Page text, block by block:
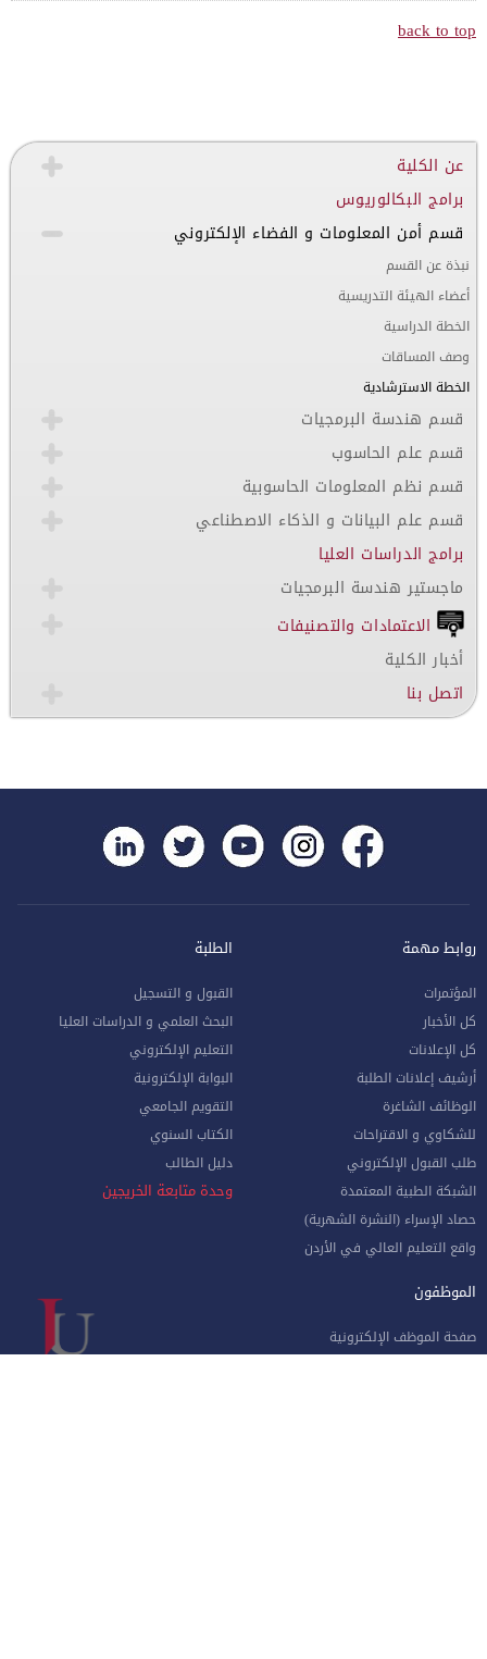
back to top
عن الكلية
برامج البكالوريوس
قسم أمن المعلومات و الفضاء الإلكتروني
نبذة عن القسم
أعضاء الهيئة التدريسية
الخطة الدراسية
وصف المساقات
الخطة الاسترشادية
قسم هندسة البرمجيات
قسم علم الحاسوب
قسم نظم المعلومات الحاسوبية
قسم علم البيانات و الذكاء الاصطناعي
برامج الدراسات العليا
ماجستير هندسة البرمجيات
الاعتمادات والتصنيفات
أخبار الكلية
اتصل بنا
روابط مهمة
المؤتمرات
كل الأخبار
كل الإعلانات
أرشيف إعلانات الطلبة
الوظائف الشاغرة
للشكاوي و الاقتراحات
طلب القبول الإلكتروني
الشبكة الطبية المعتمدة
حصاد الإسراء (النشرة الشهرية)
واقع التعليم العالي في الأردن
الطلبة
القبول و التسجيل
البحث العلمي و الدراسات العليا
التعليم الإلكتروني
البوابة الإلكترونية
التقويم الجامعي
الكتاب السنوي
دليل الطالب
وحدة متابعة الخريجين
الموظفون
صفحة الموظف الإلكترونية